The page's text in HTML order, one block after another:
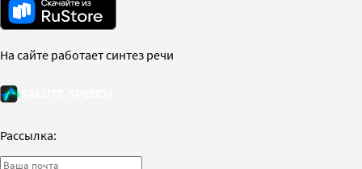
На сайте работает синтез речи
Рассылка: